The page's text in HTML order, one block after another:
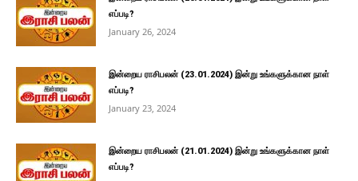
எப்படி?
January 26, 2024
இன்றைய ராசிபலன் (23.01.2024) இன்று உங்களுக்கான நாள்
எப்படி?
January 23, 2024
இன்றைய ராசிபலன் (21.01.2024) இன்று உங்களுக்கான நாள்
எப்படி?